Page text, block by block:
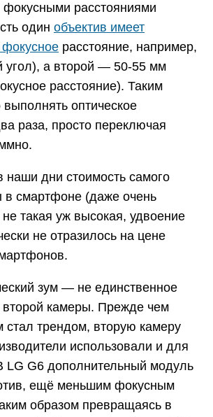
расстояниями
один объектив имеет
фокусное расстояние, например,
угол), а второй — 50-55 мм
расстояние). Таким
оптическое
раза, просто переключая
наши дни стоимость самого
в смартфоне (даже очень
не такая уж высокая, удвоение
не отразилось на цене
зум — не единственное
второй камеры. Прежде чем
стал трендом, вторую камеру
использовали и для
LG G6 дополнительный модуль
ещё меньшим фокусным
образом превращаясь в